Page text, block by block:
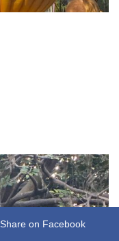
Share on Facebook